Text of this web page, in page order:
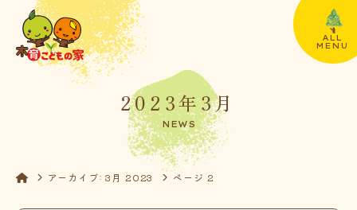
ALL
MENU
2023年3月
NEWS
アーカイブ: 3月 2023 ページ 2